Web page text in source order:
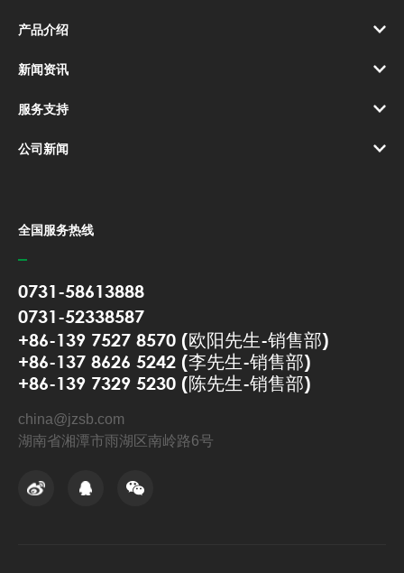
全国服务热线
0731-58613888
0731-52338587
+86-139 7527 8570 (欧阳先生-销售部)
+86-137 8626 5242 (李先生-销售部)
+86-139 7329 5230 (陈先生-销售部)
china@jzsb.com
湖南省湘潭市雨湖区南岭路6号
产品介绍
新闻资讯
服务支持
公司新闻